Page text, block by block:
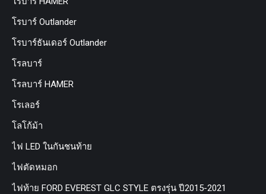
โรบาร์ Outlander
โรบาร์ธันเดอร์ Outlander
โรลบาร์
โรลบาร์ HAMER
โรเลอร์
โลโก้ม้า
ไฟ LED ในกันชนท้าย
ไฟตัดหมอก
ไฟท้าย FORD EVEREST GLC STYLE ตรงรุ่น ปี2015-2021